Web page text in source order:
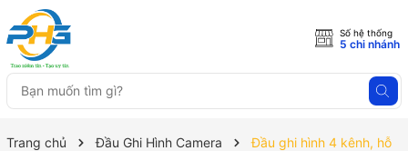
Số hệ thống
5 chi nhánh
Trang chủ Đầu Ghi Hình Camera
Đầu ghi hình 4 kênh, hỗ